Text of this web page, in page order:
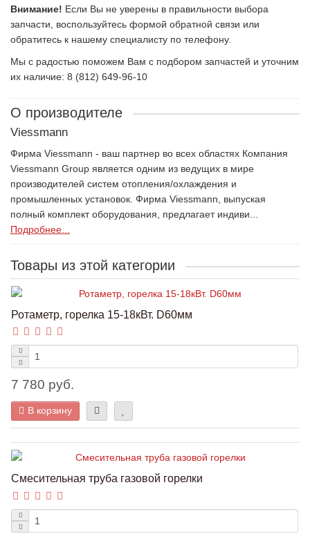
Внимание! Если Вы не уверены в правильности выбора
запчасти, воспользуйтесь формой обратной связи или
обратитесь к нашему специалисту по телефону.
Мы с радостью поможем Вам с подбором запчастей и уточним
их наличие: 8 (812) 649-96-10
О производителе
Viessmann
Фирма Viessmann - ваш партнер во всех областях Компания
Viessmann Group является одним из ведущих в мире
производителей систем отопления/охлаждения и
промышленных установок. Фирма Viessmann, выпуская
полный комплект оборудования, предлагает индиви...
Подробнее...
Товары из этой категории
Ротаметр, горелка 15-18кВт. D60мм
7 780 руб.
В корзину
Смесительная труба газовой горелки